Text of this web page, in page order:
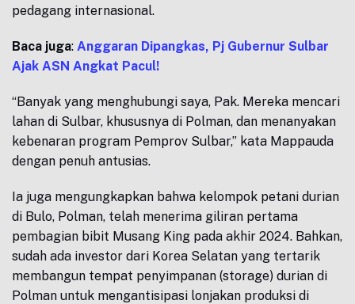
pedagang internasional.
Baca juga: Anggaran Dipangkas, Pj Gubernur Sulbar
Ajak ASN Angkat Pacul!
“Banyak yang menghubungi saya, Pak. Mereka mencari
lahan di Sulbar, khususnya di Polman, dan menanyakan
kebenaran program Pemprov Sulbar,” kata Mappauda
dengan penuh antusias.
Ia juga mengungkapkan bahwa kelompok petani durian
di Bulo, Polman, telah menerima giliran pertama
pembagian bibit Musang King pada akhir 2024. Bahkan,
sudah ada investor dari Korea Selatan yang tertarik
membangun tempat penyimpanan (storage) durian di
Polman untuk mengantisipasi lonjakan produksi di